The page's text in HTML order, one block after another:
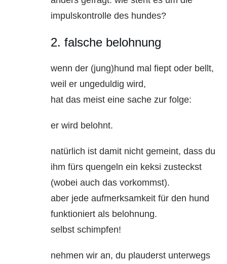
impulskontrolle des hundes?
2. falsche belohnung
wenn der (jung)hund mal fiept oder bellt,
weil er ungeduldig wird,
hat das meist eine sache zur folge:
er wird belohnt.
natürlich ist damit nicht gemeint, dass du
ihm fürs quengeln ein keksi zusteckst
(wobei auch das vorkommst).
aber jede aufmerksamkeit für den hund
funktioniert als belohnung.
selbst schimpfen!
nehmen wir an, du plauderst unterwegs